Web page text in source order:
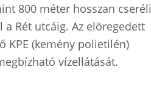
800 méter hosszan cseréli
Rét utcáig. Az elöregedett
KPE (kemény polietilén)
vízellátását.